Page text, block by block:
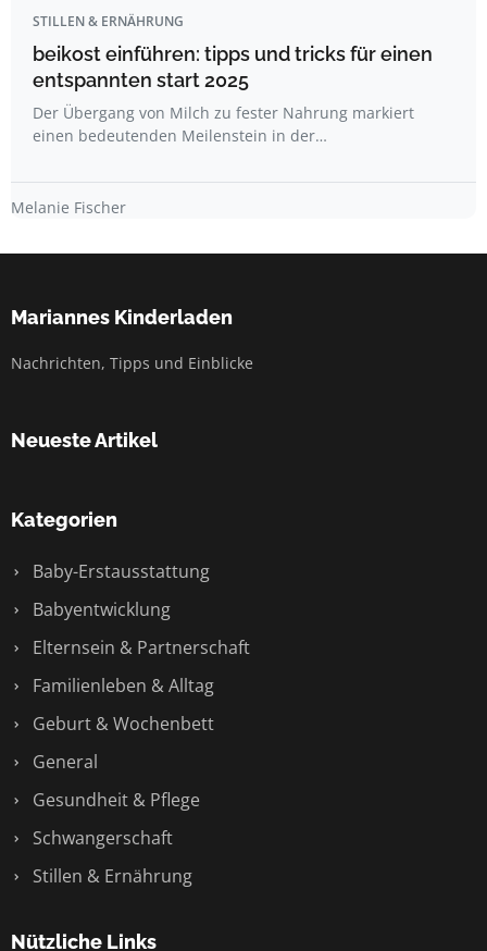
STILLEN & ERNÄHRUNG
beikost einführen: tipps und tricks für einen
entspannten start 2025
Der Übergang von Milch zu fester Nahrung markiert
einen bedeutenden Meilenstein in der…
Melanie Fischer
Mariannes Kinderladen
Nachrichten, Tipps und Einblicke
Neueste Artikel
Kategorien
Baby-Erstausstattung
Babyentwicklung
Elternsein & Partnerschaft
Familienleben & Alltag
Geburt & Wochenbett
General
Gesundheit & Pflege
Schwangerschaft
Stillen & Ernährung
Nützliche Links